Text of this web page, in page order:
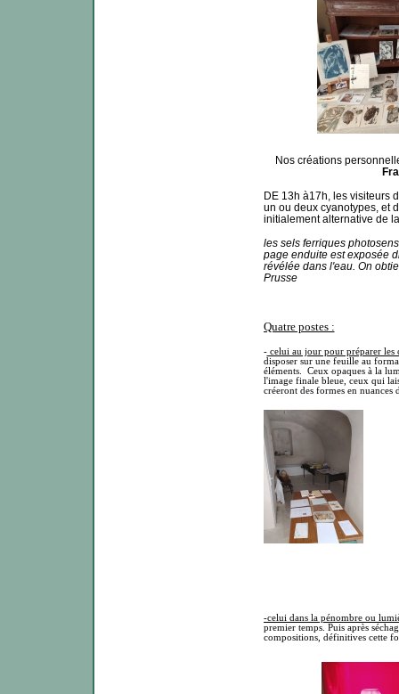
Nos créations
DE 13h à17h, les visiteurs
un ou deux cyanotypes, et
initialement alternative de
les sels ferriques
page enduite est exposée
révélée dans l'eau. On
Prusse
Quatre postes :
-celui au jour pour préparer les
disposer sur une feuille au
éléments. Ceux opaques à la
l'image finale bleue, ceux qui
créeront des formes en nuances
-celui dans la pénombre ou
premier temps. Puis après
compositions, définitives cette